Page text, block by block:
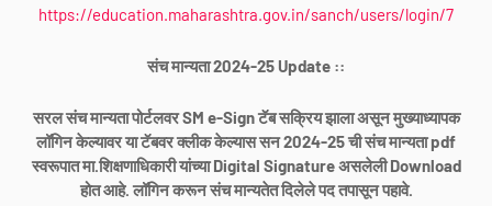
https://education.maharashtra.gov.in/sanch/users/login/7
संच मान्यता 2024-25 Update ::
सरल संच मान्यता पोर्टलवर SM e-Sign टॅब सक्रिय झाला असून मुख्याध्यापक
लॉगिन केल्यावर या टॅबवर क्लीक केल्यास सन 2024-25 ची संच मान्यता pdf
स्वरूपात मा.शिक्षणाधिकारी यांच्या Digital Signature असलेली Download
होत आहे. लॉगिन करून संच मान्यतेत दिलेले पद तपासून पहावे.